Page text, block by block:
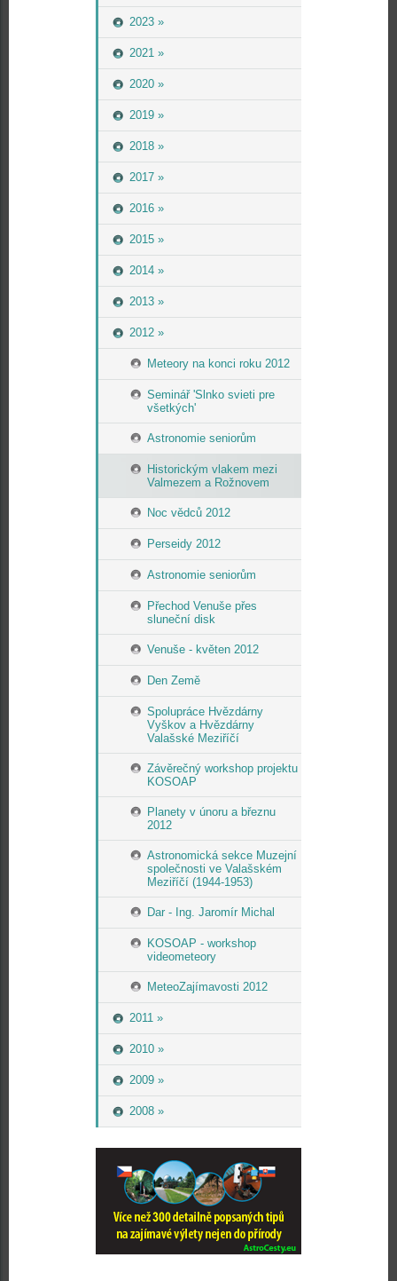
2023 »
2021 »
2020 »
2019 »
2018 »
2017 »
2016 »
2015 »
2014 »
2013 »
2012 »
Meteory na konci roku 2012
Seminář 'Slnko svieti pre
všetkých'
Astronomie seniorům
Historickým vlakem mezi
Valmezem a Rožnovem
Noc vědců 2012
Perseidy 2012
Astronomie seniorům
Přechod Venuše přes
sluneční disk
Venuše - květen 2012
Den Země
Spolupráce Hvězdárny
Vyškov a Hvězdárny
Valašské Meziříčí
Závěrečný workshop projektu
KOSOAP
Planety v únoru a březnu
2012
Astronomická sekce Muzejní
společnosti ve Valašském
Meziříčí (1944-1953)
Dar - Ing. Jaromír Michal
KOSOAP - workshop
videometeory
MeteoZajímavosti 2012
2011 »
2010 »
2009 »
2008 »